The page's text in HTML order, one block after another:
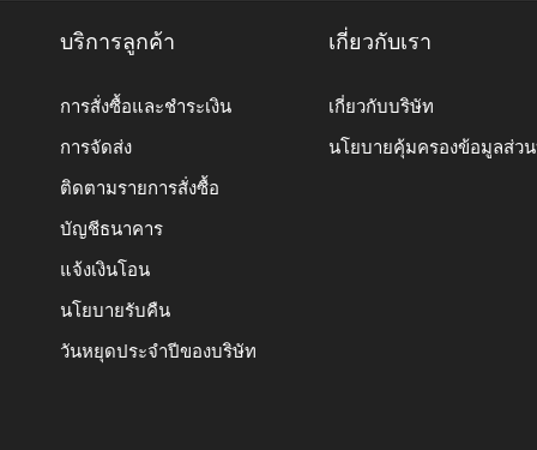
บริการลูกค้า
การสั่งซื้อและชำระเงิน
การจัดส่ง
ติดตามรายการสั่งซื้อ
บัญชีธนาคาร
แจ้งเงินโอน
นโยบายรับคืน
วันหยุดประจำปีของบริษัท
เกี่ยวกับเรา
เกี่ยวกับบริษัท
นโยบายคุ้มครองข้อมูลส่ว